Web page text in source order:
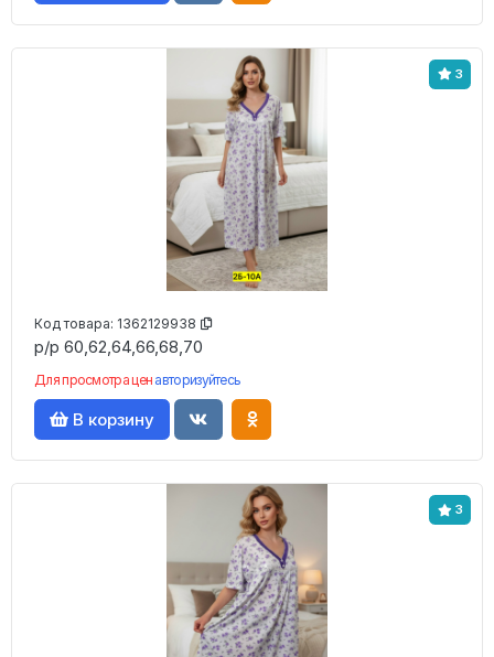
3
Код товара: 1362129938
р/р 60,62,64,66,68,70
Для просмотра цен авторизуйтесь
В корзину
3